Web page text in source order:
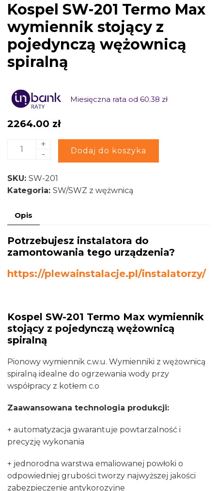
Kospel SW-201 Termo Max
wymiennik stojący z
pojedynczą wężownicą
spiralną
Miesięczna rata od 60.38 zł
2264.00 zł
ilość
201
Termo
wymiennik
z
pojedynczą
spiralną
+
-
Dodaj do koszyka
Alternative:
SKU: SW-201
Kategoria: SW/SWZ z wężwnicą
Opis
Potrzebujesz instalatora do
zamontowania tego urządzenia?
https://plewainstalacje.pl/instalatorzy/
Kospel SW-201 Termo Max wymiennik
stojący z pojedynczą wężownicą
spiralną
Pionowy wymiennik c.w.u. Wymienniki z wężownicą
spiralną idealne do ogrzewania wody przy
współpracy z kotłem c.o
Zaawansowana technologia produkcji:
+ automatyzacja gwarantuje powtarzalność i
precyzję wykonania
+ jednorodna warstwa emaliowanej powłoki o
odpowiedniej grubości tworzy najwyższej jakości
zabezpieczenie antykorozyjne